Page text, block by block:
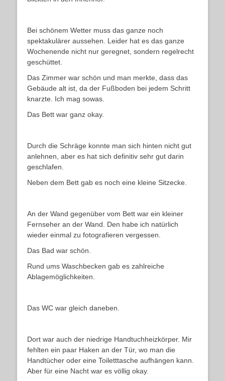
Bei schönem Wetter muss das ganze noch
spektakulärer aussehen. Leider hat es das ganze
Wochenende nicht nur geregnet, sondern regelrecht
geschüttet.
Das Zimmer war schön und man merkte, dass das
Gebäude alt ist, da der Fußboden bei jedem Schritt
knarzte. Ich mag sowas.
Das Bett war ganz okay.
Durch die Schräge konnte man sich hinten nicht gut
anlehnen, aber es hat sich definitiv sehr gut darin
geschlafen.
Neben dem Bett gab es noch eine kleine Sitzecke.
An der Wand gegenüber vom Bett war ein kleiner
Fernseher an der Wand. Den habe ich natürlich
wieder einmal zu fotografieren vergessen.
Das Bad war schön.
Rund ums Waschbecken gab es zahlreiche
Ablagemöglichkeiten.
Das WC war gleich daneben.
Dort war auch der niedrige Handtuchheizkörper. Mir
fehlten ein paar Haken an der Tür, wo man die
Handtücher oder eine Toiletttasche aufhängen kann.
Aber für eine Nacht war es völlig okay.